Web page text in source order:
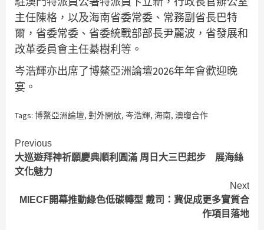
主任陳格，以及海南省委常委、常務副省長巴特
爾，省委常委、省委統戰部部長尹麗波，省發展和
改革委員會主任綦樹利等。
岑浩輝亦出席了博鰲亞洲論壇2026年年會歡迎晚
宴。
Tags: 博鰲亞洲論壇, 對外開放, 岑浩輝, 海南, 澳瓊合作
Continue
Reading
Previous
大巡遊拜神祈願慶典順利圓滿 周日大三巴起步 展海絲
文化魅力
Next
MIECF開幕推動綠色低碳轉型 戴司：冀促成更多實質合
作項目落地